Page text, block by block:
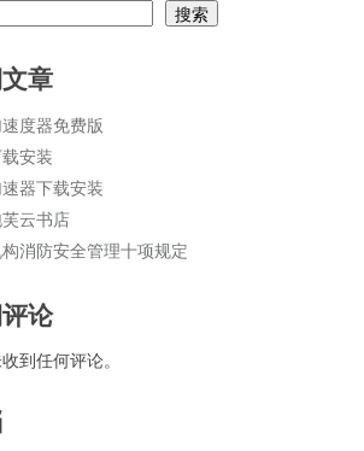
搜索
章
度器免费版
安装
器下载安装
云书店
消防安全管理十项规定
论
到任何评论。